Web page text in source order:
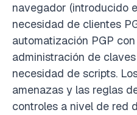
navegador (introducido
necesidad de clientes
automatización PGP
administración de
necesidad de scripts.
amenazas y las reglas
controles a nivel de red